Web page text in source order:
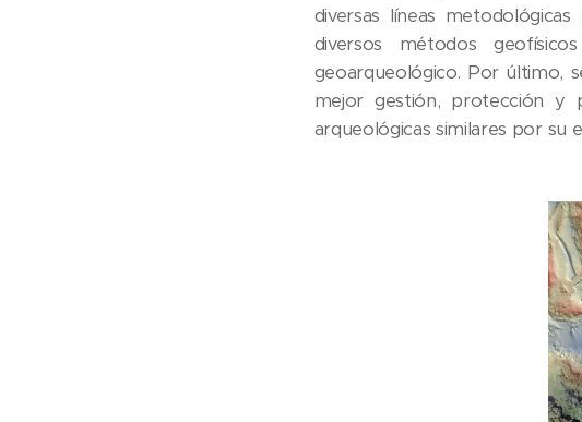
diversas líneas
diversos métodos
geoarqueológico. Por último,
mejor gestión, protección y
arqueológicas similares por su